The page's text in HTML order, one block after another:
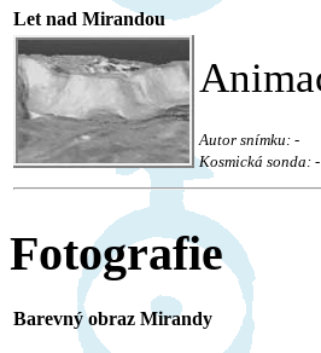
Let nad Mirandou
Autor snímku: -
Kosmická sonda: -
Fotografie
Barevný obraz Mirandy